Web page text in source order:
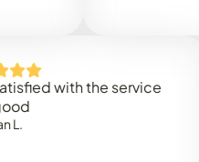
with the service